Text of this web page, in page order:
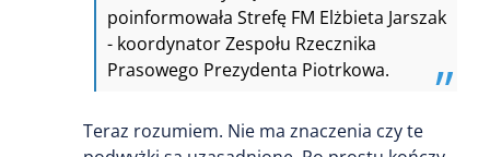
poinformowała Strefę FM Elżbieta Jarszak
- koordynator Zespołu Rzecznika
Prasowego Prezydenta Piotrkowa.
Teraz rozumiem. Nie ma znaczenia czy te